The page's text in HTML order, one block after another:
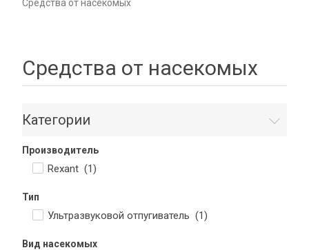
Средства от насекомых
Средства от насекомых
Категории
Производитель
Rexant (1)
Тип
Ультразвуковой отпугиватель (1)
Вид насекомых